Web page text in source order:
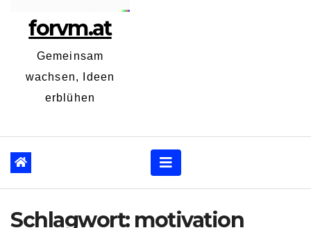
forvm.at
Gemeinsam
wachsen, Ideen
erblühen
Schlagwort: motivation